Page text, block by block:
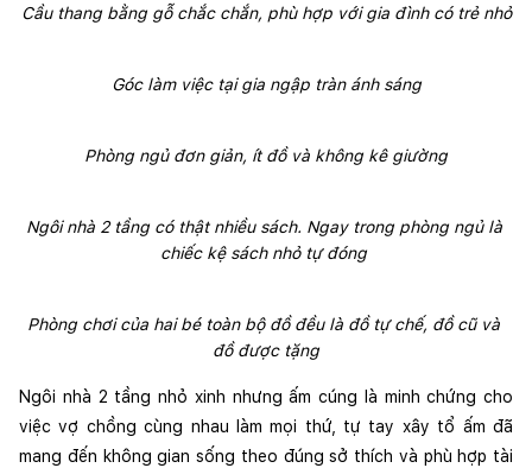
Cầu thang bằng gỗ chắc chắn, phù hợp với gia đình có trẻ nhỏ
Góc làm việc tại gia ngập tràn ánh sáng
Phòng ngủ đơn giản, ít đồ và không kê giường
Ngôi nhà 2 tầng có thật nhiều sách. Ngay trong phòng ngủ là
chiếc kệ sách nhỏ tự đóng
Phòng chơi của hai bé toàn bộ đồ đều là đồ tự chế, đồ cũ và
đồ được tặng
Ngôi nhà 2 tầng nhỏ xinh nhưng ấm cúng là minh chứng cho
việc vợ chồng cùng nhau làm mọi thứ, tự tay xây tổ ấm đã
mang đến không gian sống theo đúng sở thích và phù hợp tài